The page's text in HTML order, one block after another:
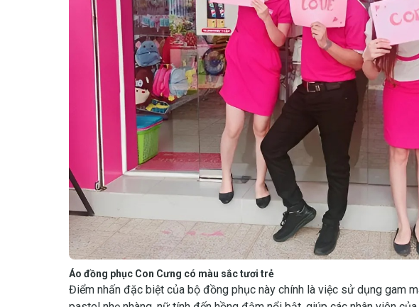
Áo đồng phục Con Cưng có màu sắc tươi trẻ
Điểm nhấn đặc biệt của bộ đồng phục này chính là việc sử dụng gam